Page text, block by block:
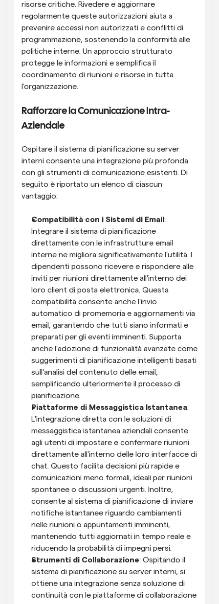
risorse critiche. Rivedere e aggiornare
regolarmente queste autorizzazioni aiuta a
prevenire accessi non autorizzati e conflitti di
programmazione, sostenendo la conformità alle
politiche interne. Un approccio strutturato
protegge le informazioni e semplifica il
coordinamento di riunioni e risorse in tutta
l'organizzazione.
Rafforzare la Comunicazione Intra-
Aziendale
Ospitare il sistema di pianificazione su server
interni consente una integrazione più profonda
con gli strumenti di comunicazione esistenti. Di
seguito è riportato un elenco di ciascun
vantaggio:
Compatibilità con i Sistemi di Email :
Integrare il sistema di pianificazione
direttamente con le infrastrutture email
interne ne migliora significativamente l'utilità. I
dipendenti possono ricevere e rispondere alle
inviti per riunioni direttamente all'interno dei
loro client di posta elettronica. Questa
compatibilità consente anche l'invio
automatico di promemoria e aggiornamenti via
email, garantendo che tutti siano informati e
preparati per gli eventi imminenti. Supporta
anche l'adozione di funzionalità avanzate come
suggerimenti di pianificazione intelligenti basati
sull'analisi del contenuto delle email,
semplificando ulteriormente il processo di
pianificazione.
Piattaforme di Messaggistica Istantanea:
L'integrazione diretta con le soluzioni di
messaggistica istantanea aziendali consente
agli utenti di impostare e confermare riunioni
direttamente all'interno delle loro interfacce di
chat. Questo facilita decisioni più rapide e
comunicazioni meno formali, ideali per riunioni
spontanee o discussioni urgenti. Inoltre,
consente al sistema di pianificazione di inviare
notifiche istantanee riguardo cambiamenti
nelle riunioni o appuntamenti imminenti,
mantenendo tutti aggiornati in tempo reale e
riducendo la probabilità di impegni persi.
Strumenti di Collaborazione: Ospitando il
sistema di pianificazione su server interni, si
ottiene una integrazione senza soluzione di
continuità con le piattaforme di collaborazione